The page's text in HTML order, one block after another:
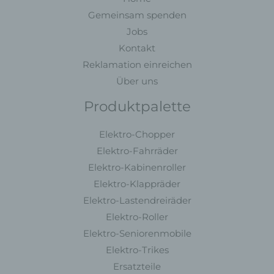
Gemeinsam spenden
Jobs
Kontakt
Reklamation einreichen
Über uns
Produktpalette
Elektro-Chopper
Elektro-Fahrräder
Elektro-Kabinenroller
Elektro-Klappräder
Elektro-Lastendreiräder
Elektro-Roller
Elektro-Seniorenmobile
Elektro-Trikes
Ersatzteile
Verarbeitung Verantwortlichen
Verantwortlicher im Sinne der Datenschutz-
Grundverordnung, sonstiger in den Mitgliedstaaten der
Europäischen Union geltenden Datenschutzgesetze und
anderer Bestimmungen mit datenschutzrechtlichem
MC Fahrzeugteile
63477 Maintal - Deutschland
Telefon: +49 6181 3698350